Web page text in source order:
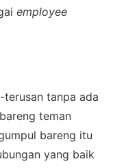
employee
tanpa ada
teman
bareng itu
yang baik